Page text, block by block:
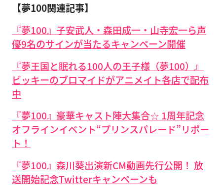
【夢100関連記事】
『夢100』子安武人・森田成一・山寺宏一ら声
優9名のサインが当たるキャンペーン開催
『夢王国と眠れる100人の王子様（夢100）』
ビッキーのブロマイドがアニメイト各店で配布
中
『夢100』豪華キャスト陣大集合☆ 1周年記念
オフラインイベント“プリンスパレード”リポー
ト！
『夢100』森川葵出演新CM動画先行公開！ 放
送開始記念Twitterキャンペーンも